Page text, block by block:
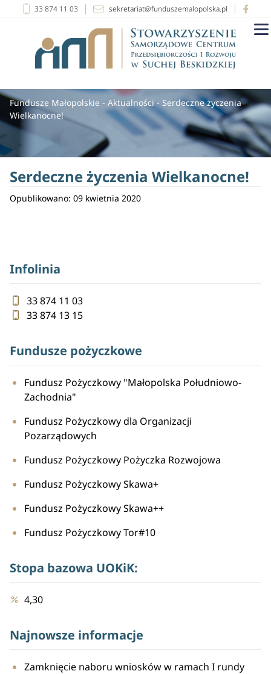
33 874 11 03 sekretariat@funduszemalopolska.pl
Fundusze Małopolskie - Aktualności- Serdeczne życzenia
Wielkanocne!
Serdeczne życzenia Wielkanocne!
Opublikowano: 09 kwietnia 2020
Infolinia
33 874 11 03
33 874 13 15
Fundusze pożyczkowe
Fundusz Pożyczkowy "Małopolska Południowo-
Zachodnia"
Fundusz Pożyczkowy dla Organizacji
Pozarządowych
Fundusz Pożyczkowy Pożyczka Rozwojowa
Fundusz Pożyczkowy Skawa+
Fundusz Pożyczkowy Skawa++
Fundusz Pożyczkowy Tor#10
Stopa bazowa UOKiK:
4,30
Najnowsze informacje
Zamknięcie naboru wniosków w ramach I rundy